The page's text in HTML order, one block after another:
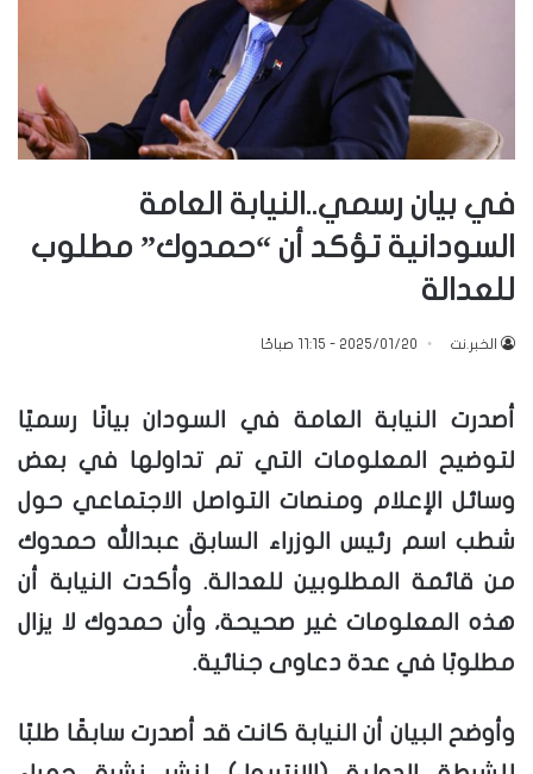
في بيان رسمي..النيابة العامة
السودانية تؤكد أن “حمدوك” مطلوب
للعدالة
الخبر.نت 2025/01/20 - 11:15 صباحًا
أصدرت النيابة العامة في السودان بيانًا رسميًا
لتوضيح المعلومات التي تم تداولها في بعض
وسائل الإعلام ومنصات التواصل الاجتماعي حول
شطب اسم رئيس الوزراء السابق عبدالله حمدوك
من قائمة المطلوبين للعدالة. وأكدت النيابة أن
هذه المعلومات غير صحيحة، وأن حمدوك لا يزال
مطلوبًا في عدة دعاوى جنائية.
وأوضح البيان أن النيابة كانت قد أصدرت سابقًا طلبًا